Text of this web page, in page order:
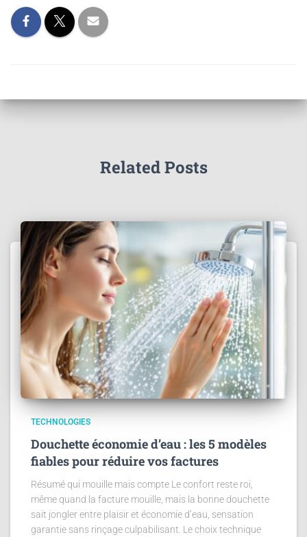
Related Posts
TECHNOLOGIES
Douchette économie d’eau : les 5 modèles
fiables pour réduire vos factures
Résumé qui mouille mais compte Le confort reste roi,
même quand la facture mouille, mais la bonne douchette
sait jongler entre plaisir et économie d’eau, sensation
garantie sans rinçage culpabilisant. Le choix technique